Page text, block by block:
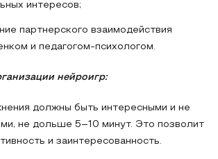
интересов;
партнерского взаимодействия
и педагогом-психологом.
нейроигр:
должны быть интересными и не
не дольше 5–10 минут. Это позволит
и заинтересованность.